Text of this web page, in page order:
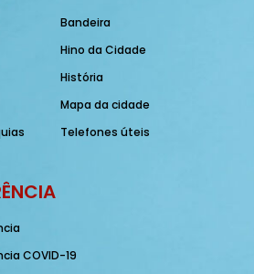
Bandeira
Hino da Cidade
História
Mapa da cidade
Telefones úteis
COVID-19